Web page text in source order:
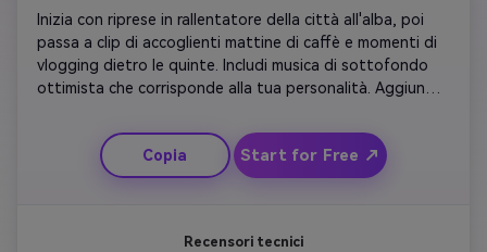
Inizia con riprese in rallentatore della città all'alba, poi
passa a clip di accoglienti mattine di caffè e momenti di
vlogging dietro le quinte. Includi musica di sottofondo
ottimista che corrisponde alla tua personalità. Aggiungi
crescita. Presenta i tuoi momenti migliori – viaggi, amici e
divertimento – per esprimere il tuo stile di vita.
Copia Start for Free ↗
Recensori tecnici